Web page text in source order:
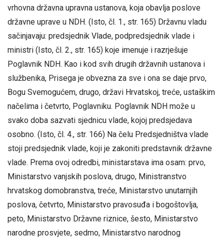
vrhovna državna upravna ustanova, koja obavlja poslove
državne uprave u NDH. (Isto, čl. 1., str. 165) Državnu vladu
sačinjavaju: predsjednik Vlade, podpredsjednik vlade i
ministri (Isto, čl. 2., str. 165) koje imenuje i razrješuje
Poglavnik NDH. Kao i kod svih drugih državnih ustanova i
službenika, Prisega je obvezna za sve i ona se daje prvo,
Bogu Svemogućem, drugo, državi Hrvatskoj, treće, ustaškim
načelima i četvrto, Poglavniku. Poglavnik NDH može u
svako doba sazvati sjednicu vlade, kojoj predsjedava
osobno. (Isto, čl. 4., str. 166) Na čelu Predsjedništva vlade
stoji predsjednik vlade, koji je zakoniti predstavnik državne
vlade. Prema ovoj odredbi, ministarstava ima osam: prvo,
Ministarstvo vanjskih poslova, drugo, Ministranstvo
hrvatskog domobranstva, treće, Ministarstvo unutarnjih
poslova, četvrto, Ministarstvo pravosuđa i bogoštovlja,
peto, Ministarstvo Državne riznice, šesto, Ministarstvo
narodne prosvjete, sedmo, Ministarstvo narodnog